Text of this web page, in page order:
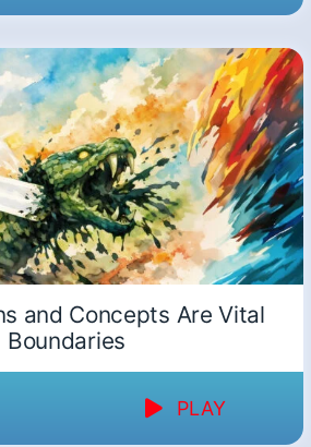
and Concepts Are Vital
Boundaries
PLAY